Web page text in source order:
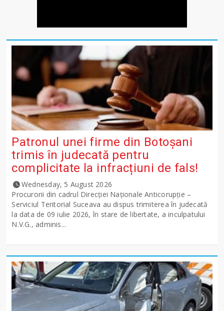
Patronul unei firme din Botoșani
trimis în judecată pentru
complicitate la infracțiuni de fals!
Wednesday, 5 August 2026
Procurorii din cadrul Direcției Naționale Anticorupție –
Serviciul Teritorial Suceava au dispus trimiterea în judecată
la data de 09 iulie 2026, în stare de libertate, a inculpatului
N.V.G., adminis...